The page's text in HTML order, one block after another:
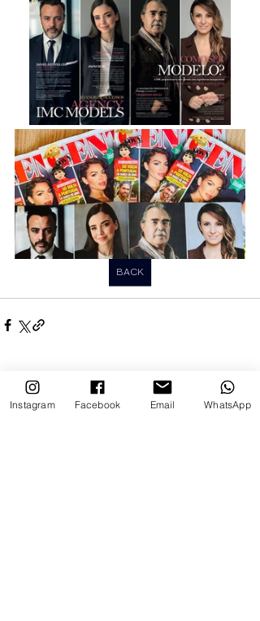
BACK
Posts recentes Ver tudo
Instagram Facebook Email WhatsApp